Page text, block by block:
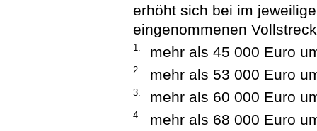
erhöht sich bei im
eingenommenen
1. mehr als 45 000 Euro
2. mehr als 53 000 Euro
3. mehr als 60 000 Euro
4. mehr als 68 000 Euro